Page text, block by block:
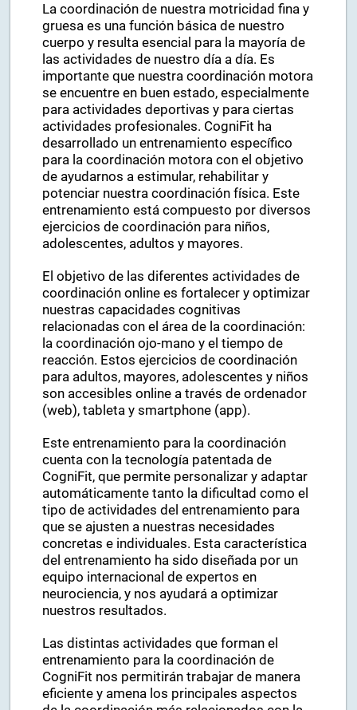
La coordinación de nuestra motricidad fina y
gruesa es una función básica de nuestro
cuerpo y resulta esencial para la mayoría de
las actividades de nuestro día a día. Es
importante que nuestra coordinación motora
se encuentre en buen estado, especialmente
para actividades deportivas y para ciertas
actividades profesionales. CogniFit ha
desarrollado un entrenamiento específico
para la coordinación motora con el objetivo
de ayudarnos a estimular, rehabilitar y
potenciar nuestra coordinación física. Este
entrenamiento está compuesto por diversos
ejercicios de coordinación para niños,
adolescentes, adultos y mayores.
El objetivo de las diferentes actividades de
coordinación online es fortalecer y optimizar
nuestras capacidades cognitivas
relacionadas con el área de la coordinación:
la coordinación ojo-mano y el tiempo de
reacción. Estos ejercicios de coordinación
para adultos, mayores, adolescentes y niños
son accesibles online a través de ordenador
(web), tableta y smartphone (app).
Este entrenamiento para la coordinación
cuenta con la tecnología patentada de
CogniFit, que permite personalizar y adaptar
automáticamente tanto la dificultad como el
tipo de actividades del entrenamiento para
que se ajusten a nuestras necesidades
concretas e individuales. Esta característica
del entrenamiento ha sido diseñada por un
equipo internacional de expertos en
neurociencia, y nos ayudará a optimizar
nuestros resultados.
Las distintas actividades que forman el
entrenamiento para la coordinación de
CogniFit nos permitirán trabajar de manera
eficiente y amena los principales aspectos